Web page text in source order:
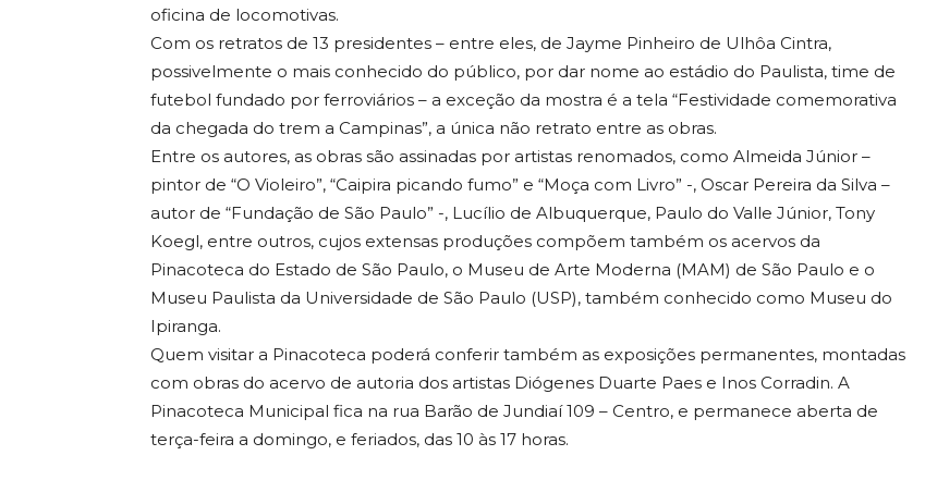
oficina de locomotivas.
Com os retratos de 13 presidentes – entre eles, de Jayme Pinheiro de Ulhôa Cintra,
possivelmente o mais conhecido do público, por dar nome ao estádio do Paulista, time de
futebol fundado por ferroviários – a exceção da mostra é a tela “Festividade comemorativa
da chegada do trem a Campinas”, a única não retrato entre as obras.
Entre os autores, as obras são assinadas por artistas renomados, como Almeida Júnior –
pintor de “O Violeiro”, “Caipira picando fumo” e “Moça com Livro” -, Oscar Pereira da Silva –
autor de “Fundação de São Paulo” -, Lucílio de Albuquerque, Paulo do Valle Júnior, Tony
Koegl, entre outros, cujos extensas produções compõem também os acervos da
Pinacoteca do Estado de São Paulo, o Museu de Arte Moderna (MAM) de São Paulo e o
Museu Paulista da Universidade de São Paulo (USP), também conhecido como Museu do
Ipiranga.
Quem visitar a Pinacoteca poderá conferir também as exposições permanentes, montadas
com obras do acervo de autoria dos artistas Diógenes Duarte Paes e Inos Corradin. A
Pinacoteca Municipal fica na rua Barão de Jundiaí 109 – Centro, e permanece aberta de
terça-feira a domingo, e feriados, das 10 às 17 horas.